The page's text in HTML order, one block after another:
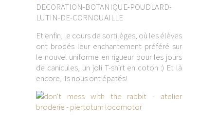
Et enfin, le cours de sortilèges, où les élèves
ont brodés leur enchantement préféré sur
le nouvel uniforme en rigueur pour les jours
de canicules, un joli T-shirt en coton :) Et là
encore, ils nous ont épatés!